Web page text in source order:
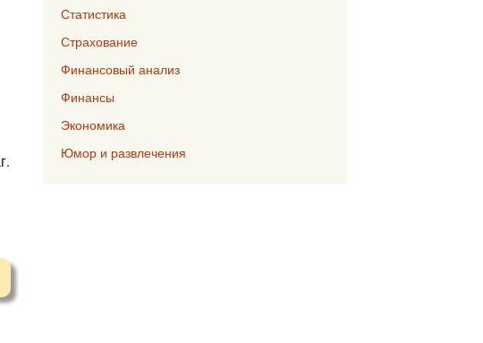
Статистика
Страхование
Финансовый анализ
Финансы
Экономика
Юмор и развлечения